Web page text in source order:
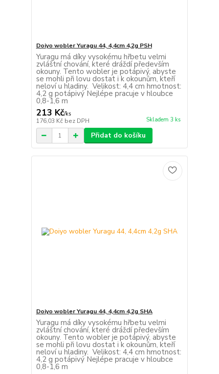
Doiyo wobler Yuragu 44, 4,4cm 4,2g PSH
Yuragu má díky vysokému hřbetu velmi
zvláštní chování, které dráždí především
okouny. Tento wobler je potápivý, abyste
se mohli při lovu dostat i k okounům, kteří
neloví u hladiny. Velikost: 4,4 cm hmotnost:
4,2 g potápivý Nejlépe pracuje v hloubce
0,8-1,6 m
213 Kč/ks
176,03 Kč bez DPH Skladem 3 ks
Přidat do košíku
Doiyo wobler Yuragu 44, 4,4cm 4,2g SHA
Yuragu má díky vysokému hřbetu velmi
zvláštní chování, které dráždí především
okouny. Tento wobler je potápivý, abyste
se mohli při lovu dostat i k okounům, kteří
neloví u hladiny. Velikost: 4,4 cm hmotnost:
4,2 g potápivý Nejlépe pracuje v hloubce
0,8-1,6 m